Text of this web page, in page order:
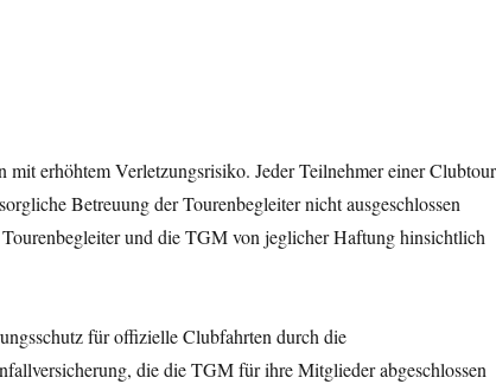
erhöhtem Verletzungsrisiko. Jeder Teilnehmer einer Clubtour
Betreuung der Tourenbegleiter nicht ausgeschlossen
und die TGM von jeglicher Haftung hinsichtlich
für offizielle Clubfahrten durch die
die die TGM für ihre Mitglieder abgeschlossen